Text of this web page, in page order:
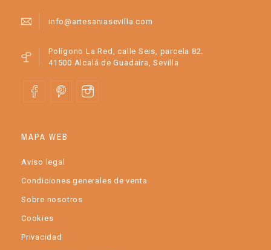
info@artesaniasevilla.com
Polígono La Red, calle Seis, parcela 82.
41500 Alcalá de Guadaíra, Sevilla
MAPA WEB
Aviso legal
Condiciones generales de venta
Sobre nosotros
Cookies
Privacidad